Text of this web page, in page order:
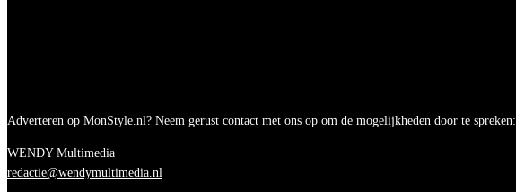
Adverteren op MonStyle.nl? Neem gerust contact met ons op om de mogelijkheden door te spreken:
WENDY Multimedia
redactie@wendymultimedia.nl